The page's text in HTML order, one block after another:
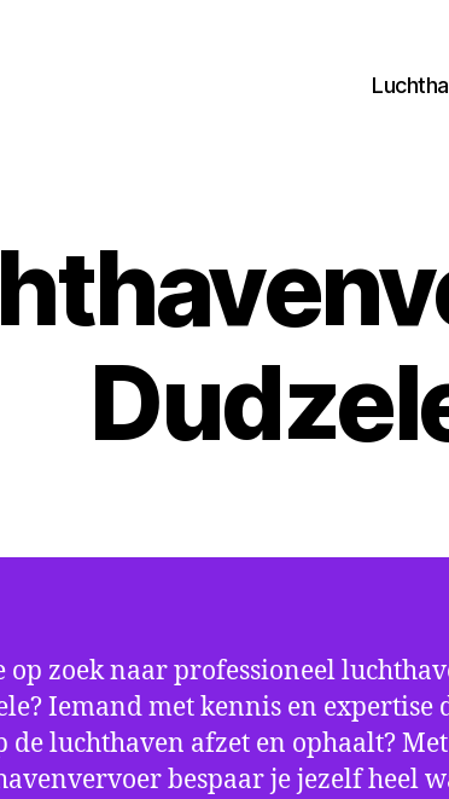
op zoek naar professioneel
Iemand met kennis en expertise
de luchthaven afzet en ophaalt?
bespaar je jezelf heel